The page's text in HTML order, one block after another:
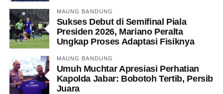
MAUNG BANDUNG
Sukses Debut di Semifinal Piala
Presiden 2026, Mariano Peralta
Ungkap Proses Adaptasi Fisiknya
MAUNG BANDUNG
Umuh Muchtar Apresiasi Perhatian
Kapolda Jabar: Bobotoh Tertib, Persib
Juara